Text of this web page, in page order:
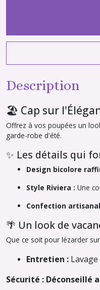
Description
🏖️ Cap sur
Offrez à vos poupées un
garde-robe d'été.
✨ Les détails qui
Design bicolore
Style Riviera : Une
Confection
🌴 Un look de
Que ce soit pour lézarder
Entretien :
Sécurité : Déconseillé